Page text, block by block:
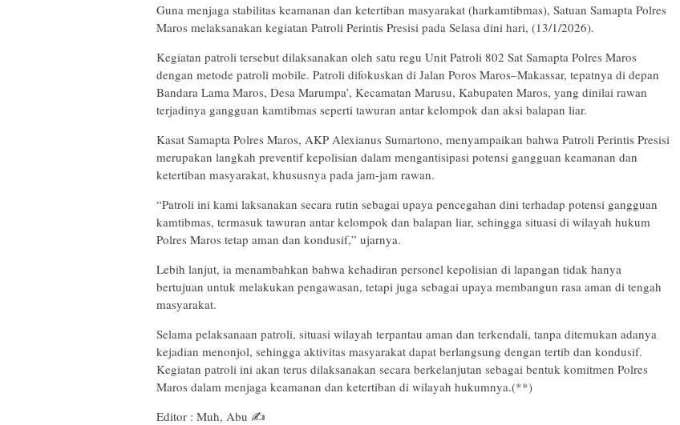
Guna menjaga stabilitas keamanan dan ketertiban masyarakat (harkamtibmas), Satuan Samapta Polres
Maros melaksanakan kegiatan Patroli Perintis Presisi pada Selasa dini hari, (13/1/2026).
Kegiatan patroli tersebut dilaksanakan oleh satu regu Unit Patroli 802 Sat Samapta Polres Maros
dengan metode patroli mobile. Patroli difokuskan di Jalan Poros Maros–Makassar, tepatnya di depan
Bandara Lama Maros, Desa Marumpa’, Kecamatan Marusu, Kabupaten Maros, yang dinilai rawan
terjadinya gangguan kamtibmas seperti tawuran antar kelompok dan aksi balapan liar.
Kasat Samapta Polres Maros, AKP Alexianus Sumartono, menyampaikan bahwa Patroli Perintis Presisi
merupakan langkah preventif kepolisian dalam mengantisipasi potensi gangguan keamanan dan
ketertiban masyarakat, khususnya pada jam-jam rawan.
“Patroli ini kami laksanakan secara rutin sebagai upaya pencegahan dini terhadap potensi gangguan
kamtibmas, termasuk tawuran antar kelompok dan balapan liar, sehingga situasi di wilayah hukum
Polres Maros tetap aman dan kondusif,” ujarnya.
Lebih lanjut, ia menambahkan bahwa kehadiran personel kepolisian di lapangan tidak hanya
bertujuan untuk melakukan pengawasan, tetapi juga sebagai upaya membangun rasa aman di tengah
masyarakat.
Selama pelaksanaan patroli, situasi wilayah terpantau aman dan terkendali, tanpa ditemukan adanya
kejadian menonjol, sehingga aktivitas masyarakat dapat berlangsung dengan tertib dan kondusif.
Kegiatan patroli ini akan terus dilaksanakan secara berkelanjutan sebagai bentuk komitmen Polres
Maros dalam menjaga keamanan dan ketertiban di wilayah hukumnya.(**)
Editor : Muh, Abu ✍️